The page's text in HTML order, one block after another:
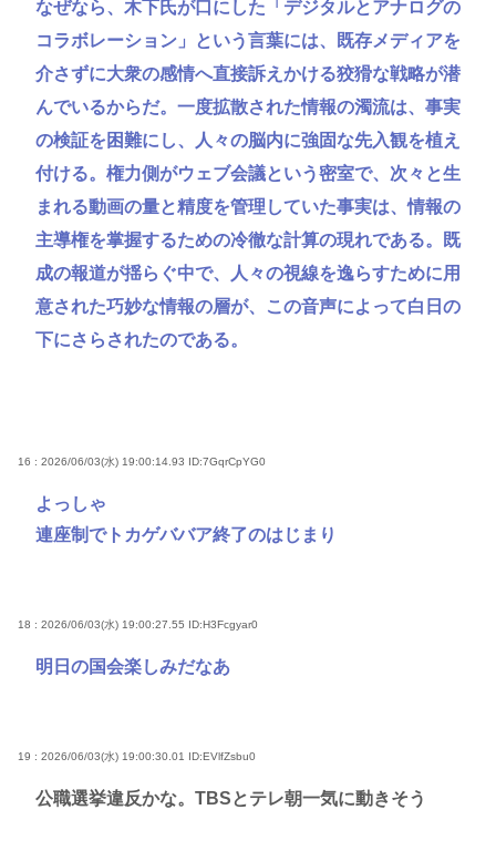
なぜなら、木下氏が口にした「デジタルとアナログの
コラボレーション」という言葉には、既存メディアを
介さずに大衆の感情へ直接訴えかける狡猾な戦略が潜
んでいるからだ。一度拡散された情報の濁流は、事実
の検証を困難にし、人々の脳内に強固な先入観を植え
付ける。権力側がウェブ会議という密室で、次々と生
まれる動画の量と精度を管理していた事実は、情報の
主導権を掌握するための冷徹な計算の現れである。既
成の報道が揺らぐ中で、人々の視線を逸らすために用
意された巧妙な情報の層が、この音声によって白日の
下にさらされたのである。
16 : 2026/06/03(水) 19:00:14.93 ID:7GqrCpYG0
よっしゃ
連座制でトカゲババア終了のはじまり
18 : 2026/06/03(水) 19:00:27.55 ID:H3Fcgyar0
明日の国会楽しみだなあ
19 : 2026/06/03(水) 19:00:30.01 ID:EVlfZsbu0
公職選挙違反かな。TBSとテレ朝一気に動きそう